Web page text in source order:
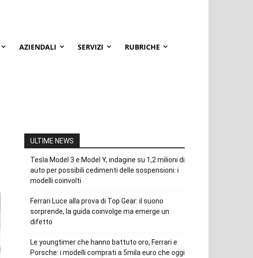
AZIENDALI SERVIZI RUBRICHE
ULTIME NEWS
Tesla Model 3 e Model Y, indagine su 1,2 milioni di
auto per possibili cedimenti delle sospensioni: i
modelli coinvolti
Ferrari Luce alla prova di Top Gear: il suono
sorprende, la guida coinvolge ma emerge un
difetto
Le youngtimer che hanno battuto oro, Ferrari e
Porsche: i modelli comprati a 5mila euro che oggi